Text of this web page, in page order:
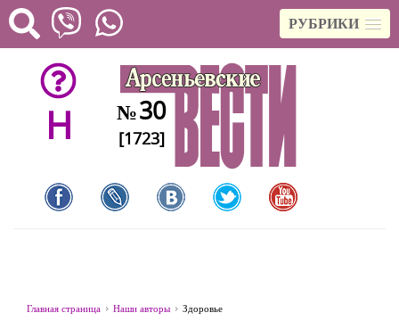
РУБРИКИ
H №30
[1723]
Главная страница Наши авторы Здоровье